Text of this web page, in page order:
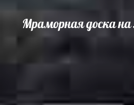
Мраморная доска на